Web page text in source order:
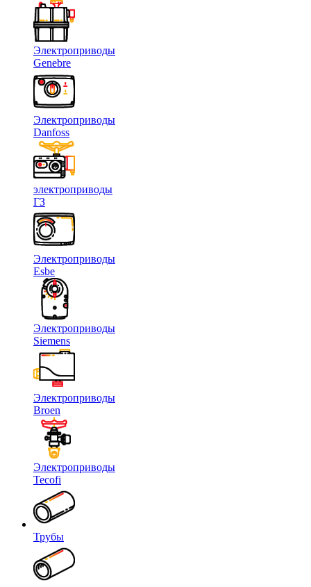
Электроприводы
Genebre
Электроприводы
Danfoss
электроприводы
ГЗ
Электроприводы
Esbe
Электроприводы
Siemens
Электроприводы
Broen
Электроприводы
Tecofi
Трубы